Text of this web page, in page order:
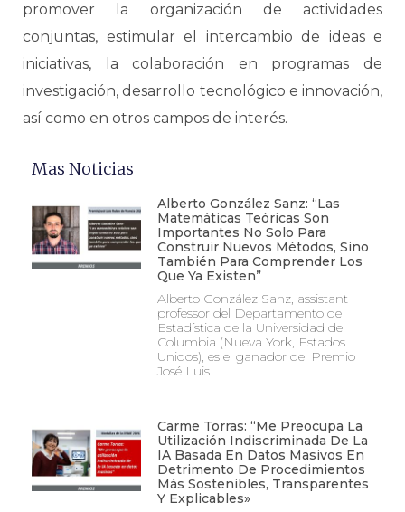
promover la organización de actividades
conjuntas, estimular el intercambio de ideas e
iniciativas, la colaboración en programas de
investigación, desarrollo tecnológico e innovación,
así como en otros campos de interés.
Mas Noticias
Alberto González Sanz: “Las
Matemáticas Teóricas Son
Importantes No Solo Para
Construir Nuevos Métodos, Sino
También Para Comprender Los
Que Ya Existen”
Alberto González Sanz, assistant
professor del Departamento de
Estadística de la Universidad de
Columbia (Nueva York, Estados
Unidos), es el ganador del Premio
José Luis
Carme Torras: “Me Preocupa La
Utilización Indiscriminada De La
IA Basada En Datos Masivos En
Detrimento De Procedimientos
Más Sostenibles, Transparentes
Y Explicables»